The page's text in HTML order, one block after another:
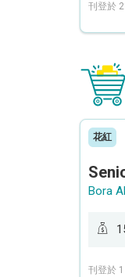
刊登於
花紅
Bora
刊登於